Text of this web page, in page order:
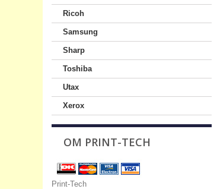
Ricoh
Samsung
Sharp
Toshiba
Utax
Xerox
OM PRINT-TECH
Print-Tech